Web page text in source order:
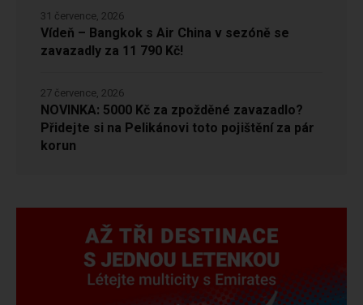
Vídeň – Bangkok s Air China v sezóně se
zavazadly za 11 790 Kč!
31 července, 2026
NOVINKA: 5000 Kč za zpožděné zavazadlo?
Přidejte si na Pelikánovi toto pojištění za pár
korun
27 července, 2026